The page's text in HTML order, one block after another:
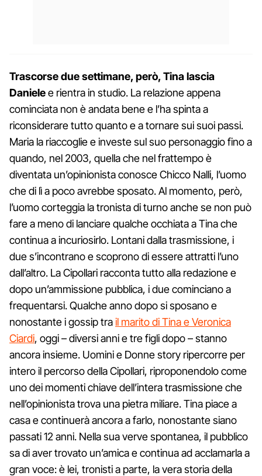
Trascorse due settimane, però, Tina lascia
Danielee rientra in studio. La relazione appena
cominciata non è andata bene e l’ha spinta a
riconsiderare tutto quanto e a tornare sui suoi passi.
Maria la riaccoglie e investe sul suo personaggio fino a
quando, nel 2003, quella che nel frattempo è
diventata un’opinionista conosce Chicco Nalli, l’uomo
che di lì a poco avrebbe sposato. Al momento, però,
l’uomo corteggia la tronista di turno anche se non può
fare a meno di lanciare qualche occhiata a Tina che
continua a incuriosirlo. Lontani dalla trasmissione, i
due s’incontrano e scoprono di essere attratti l’uno
dall’altro. La Cipollari racconta tutto alla redazione e
dopo un’ammissione pubblica, i due cominciano a
frequentarsi. Qualche anno dopo si sposano e
nonostante i gossip trail marito di Tina e Veronica
Ciardi, oggi – diversi anni e tre figli dopo – stanno
ancora insieme. Uomini e Donne story ripercorre per
intero il percorso della Cipollari, riproponendolo come
uno dei momenti chiave dell’intera trasmissione che
nell’opinionista trova una pietra miliare. Tina piace a
casa e continuerà ancora a farlo, nonostante siano
passati 12 anni. Nella sua verve spontanea, il pubblico
sa di aver trovato un’amica e continua ad acclamarla a
gran voce: è lei, tronisti a parte, la vera storia della